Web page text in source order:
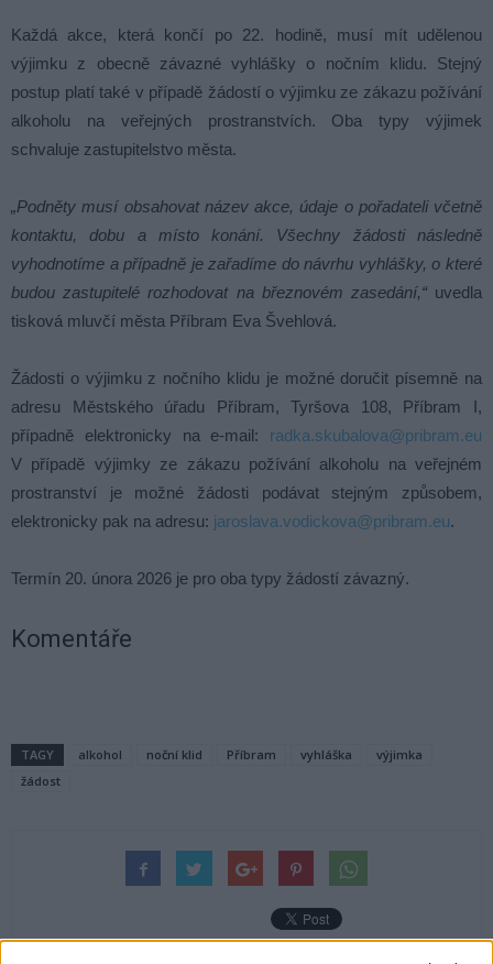
Každá akce, která končí po 22. hodině, musí mít udělenou
výjimku z obecně závazné vyhlášky o nočním klidu. Stejný
postup platí také v případě žádostí o výjimku ze zákazu požívání
alkoholu na veřejných prostranstvích. Oba typy výjimek
schvaluje zastupitelstvo města.
„Podněty musí obsahovat název akce, údaje o pořadateli včetně
kontaktu, dobu a místo konání. Všechny žádosti následně
vyhodnotíme a případně je zařadíme do návrhu vyhlášky, o které
budou zastupitelé rozhodovat na březnovém zasedání,“uvedla
tisková mluvčí města Příbram Eva Švehlová.
Žádosti o výjimku z nočního klidu je možné doručit písemně na
adresu Městského úřadu Příbram, Tyršova 108, Příbram I,
případně elektronicky na e-mail: radka.skubalova@pribram.eu
V případě výjimky ze zákazu požívání alkoholu na veřejném
prostranství je možné žádosti podávat stejným způsobem,
elektronicky pak na adresu: jaroslava.vodickova@pribram.eu.
Termín 20. února 2026 je pro oba typy žádostí závazný.
Komentáře
TAGY alkohol noční klid Příbram vyhláška
výjimka
žádost